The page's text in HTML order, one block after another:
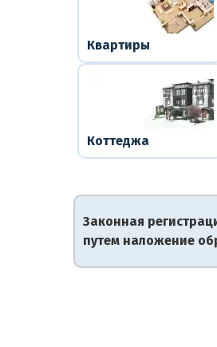
Квартиры
Коттеджа
Законная
путем наложение